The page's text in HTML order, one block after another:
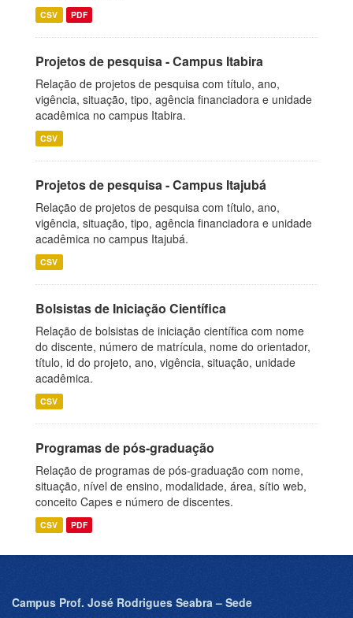
CSV PDF
Projetos de pesquisa - Campus Itabira
Relação de projetos de pesquisa com título, ano,
vigência, situação, tipo, agência financiadora e unidade
acadêmica no campus Itabira.
CSV
Projetos de pesquisa - Campus Itajubá
Relação de projetos de pesquisa com título, ano,
vigência, situação, tipo, agência financiadora e unidade
acadêmica no campus Itajubá.
CSV
Bolsistas de Iniciação Científica
Relação de bolsistas de iniciação científica com nome
do discente, número de matrícula, nome do orientador,
título, id do projeto, ano, vigência, situação, unidade
acadêmica.
CSV
Programas de pós-graduação
Relação de programas de pós-graduação com nome,
situação, nível de ensino, modalidade, área, sítio web,
conceito Capes e número de discentes.
CSV PDF
Campus Prof. José Rodrigues Seabra – Sede